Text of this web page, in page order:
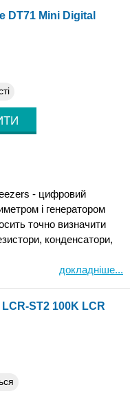
DT71 Mini Digital
- цифровий
і генератором
точно визначити
конденсатори,
докладніше...
ST2 100K LCR